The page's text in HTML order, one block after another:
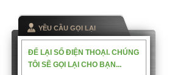
YỀU CẦU GỌI LẠI
ĐỂ LẠI SỐ ĐIỆN THOẠI. CHÚNG
TÔI SẼ GỌI LẠI CHO BẠN...